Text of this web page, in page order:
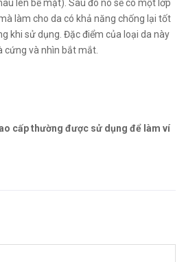
lên bề mặt). Sau đó nó sẽ có một lớp
làm cho da có khả năng chống lại tốt
khi sử dụng. Đặc điểm của loại da này
cứng và nhìn bắt mắt.
cấp thường được sử dụng để làm ví